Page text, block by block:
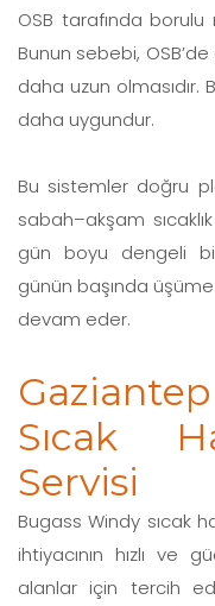
OSB tarafında
Bunun sebebi,
daha uzun
daha uygundur.
Bu sistemler doğru
sabah–akşam
gün boyu dengeli
günün başında
devam eder.
Sıcak
Servisi
Bugass Windy sıcak
ihtiyacının hızlı ve
alanlar için tercih